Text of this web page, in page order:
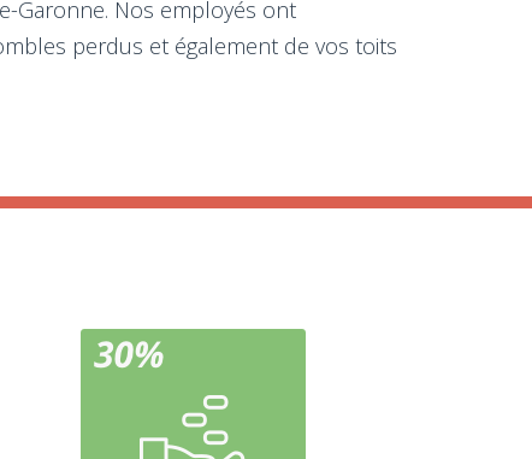
Garonne. Nos employés ont
perdus et également de vos toits